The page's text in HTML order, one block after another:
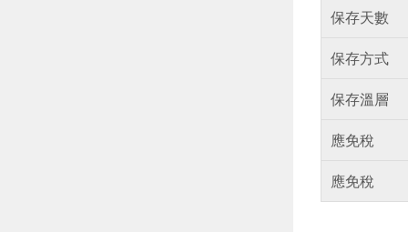
保存天數
保存方式
保存溫層
應免稅
應免稅